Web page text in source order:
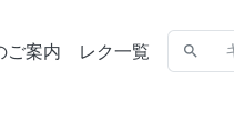
ご案内 レク一覧 search